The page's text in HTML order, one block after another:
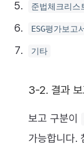
준법체크리스
ESG평가보고
기타
3-2. 결과 보
보고 구분이
가능합니다.